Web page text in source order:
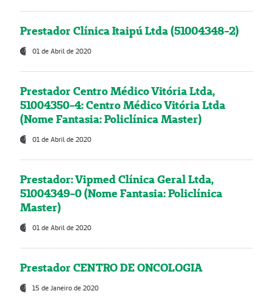
Prestador Clínica Itaipú Ltda (51004348-2)
01 de Abril de 2020
Prestador Centro Médico Vitória Ltda,
51004350-4: Centro Médico Vitória Ltda
(Nome Fantasia: Policlínica Master)
01 de Abril de 2020
Prestador: Vipmed Clínica Geral Ltda,
51004349-0 (Nome Fantasia: Policlínica
Master)
01 de Abril de 2020
Prestador CENTRO DE ONCOLOGIA
15 de Janeiro de 2020